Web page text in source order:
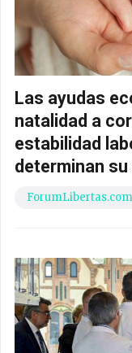
Las ayudas
natalidad a
estabilidad
determinan
ForumLibertas.com